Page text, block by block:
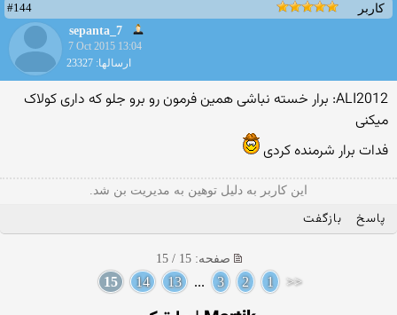
کاربر
#144
sepanta_7
7 Oct 2015 13:04
ارسالها: 23327
ALI2012: برار خسته نباشی همین فرمون رو برو جلو که داری کولاک
میکنی
فدات برار شرمنده کردی
این کاربر به دلیل توهین به مدیریت بن شد.
پاسخ بازگفت
صفحه: 15 / 15
<<
1
2
3
...
13
14
15